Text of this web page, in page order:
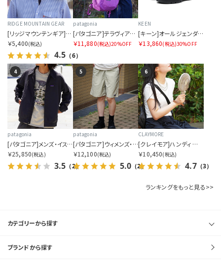
RIDGE MOUNTAIN GEAR
[リッジマウンテンギア]サンシェード 2026
￥5,400(税込)
4.5 （6）
patagonia
[パタゴニア]テラヴィア・トート・パック 24L
￥11,880(税込)20%OFF
KEEN
[キーン]オールジェンダー ユニーク PLT メリージェーン
￥13,860(税込)30%OFF
4
patagonia
[パタゴニア]メンズ・イスマス・アンラインド・ジャケット
￥25,850(税込)
3.5 （2）
5
patagonia
[パタゴニア]ウィメンズ・バギーズ・ロング
￥12,100(税込)
5.0 （2）
6
CLAYMORE
[クレイモア]ハンディ エー
￥10,450(税込)
4.7（3）
ランキングをもっと見る>>
カテゴリーから探す
ブランドから探す